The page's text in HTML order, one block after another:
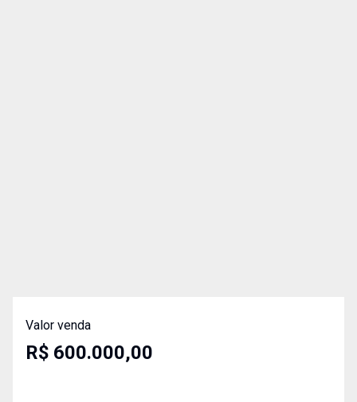
Valor venda
R$ 600.000,00